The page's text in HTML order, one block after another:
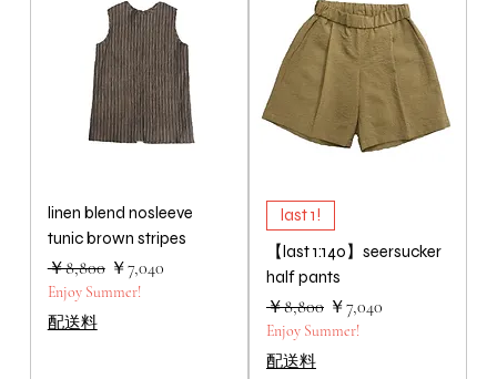
linen blend nosleeve
tunic brown stripes
通常価格
￥8,800 セール価格
￥7,040
Enjoy Summer!
配送料
last 1!
【last 1:140】seersucker
half pants
通常価格
￥8,800 セール価格
￥7,040
Enjoy Summer!
配送料